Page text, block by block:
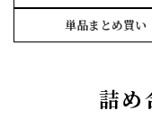
単品まとめ買い
詰め